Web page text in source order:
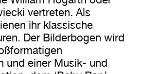
vertreten. Als
ihr klassische
Der Bilderbogen wird
und einer Musik- und